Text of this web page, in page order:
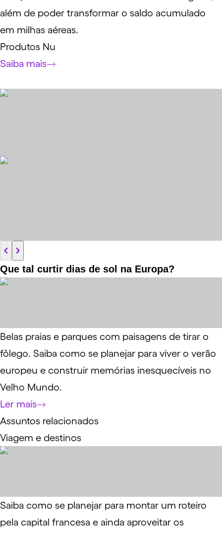
além de poder transformar o saldo acumulado
em milhas aéreas.
Produtos Nu
Saiba mais
Que tal curtir dias de sol na Europa?
Belas praias e parques com paisagens de tirar o
fôlego. Saiba como se planejar para viver o verão
europeu e construir memórias inesquecíveis no
Velho Mundo.
Ler mais
Assuntos relacionados
Viagem e destinos
Saiba como se planejar para montar um roteiro
pela capital francesa e ainda aproveitar os